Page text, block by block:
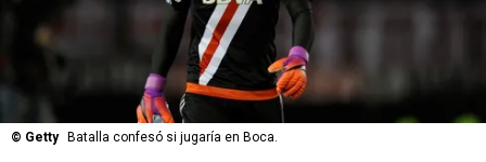
© Getty Batalla confesó si jugaría en Boca.